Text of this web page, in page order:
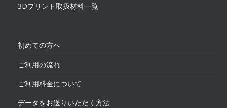
3Dプリント取扱材料一覧
初めての方へ
ご利用の流れ
ご利用料金について
データをお送りいただく方法